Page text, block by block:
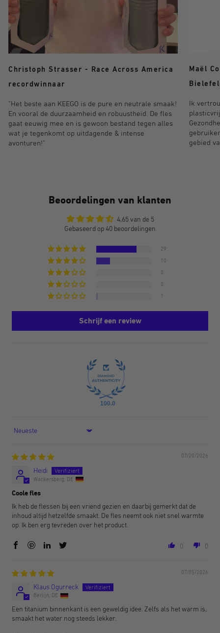
Christoph Strasser - Race Across America
recordwinnaar
"Het beste aan KEEGO is de pure en neutrale smaak!
En vooral de duurzaamheid en robuustheid. De fles
gaat eeuwig mee en is gewoon bestand tegen alles
wat je tegenkomt op uitdagende & intense
avonturen!"
Maël
Ik
gebied
Beoordelingen van klanten
4,65 van de 5
Gebaseerd op 40 beoordelingen
29
10
0
0
1
Schrijf een review
100.0
Sort by
07/20/2026
Heidi
Wackersberg, DE
Coole fles
Ik heb de flessen bij een vriend gezien en daarbij gemerkt dat de
inhoud altijd hetzelfde smaakt. De fles neemt ook niet snel warmte
op. Ik ben erg tevreden over het product.
0 0
07/05/2026
Klaus Ogurreck
Berlijn, DE
Een titanium binnenkant is een geweldig idee. Zelfs als het warm is,
smaakt het water nog steeds lekker.